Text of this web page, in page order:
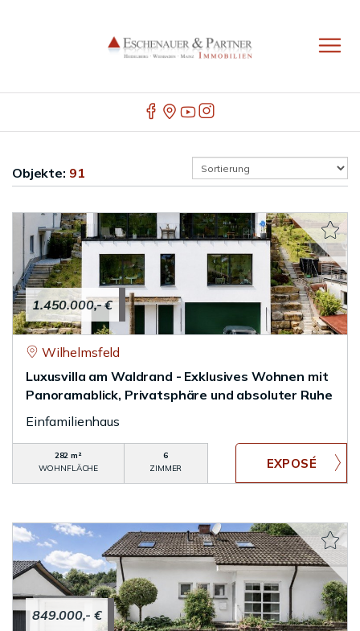
Objekte: 91
1.450.000,- €
Wilhelmsfeld
Luxusvilla am Waldrand - Exklusives Wohnen mit
Panoramablick, Privatsphäre und absoluter Ruhe
Einfamilienhaus
282 m²
WOHNFLÄCHE
6
ZIMMER
849.000,- €